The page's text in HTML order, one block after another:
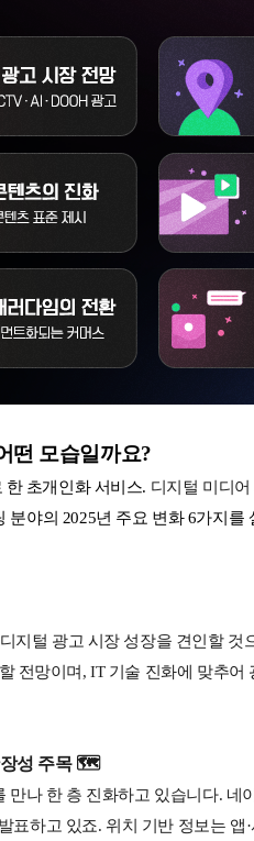
떤 모습일까요?
초개인화 서비스. 디지털 미디
야의 2025년 주요 변화 6가지를
지털 광고 시장 성장을 견인할
전망이며, IT 기술 진화에 맞추
장성 주목 🗺️
나 한 층 진화하고 있습니다. 네
표하고 있죠. 위치 기반 정보는 앱